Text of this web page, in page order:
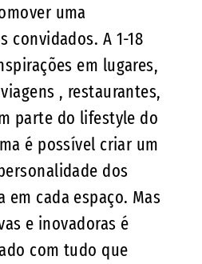
uma
convidados. A 1-18
em lugares,
, restaurantes,
parte do lifestyle do
é possível criar um
dos
cada espaço. Mas
e inovadoras é
com tudo que